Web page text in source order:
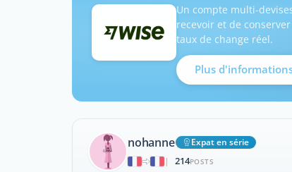
Un compte multi-
recevoir et de
taux de change réel.
Plus
nohanne
Expat en série
|
214POSTS